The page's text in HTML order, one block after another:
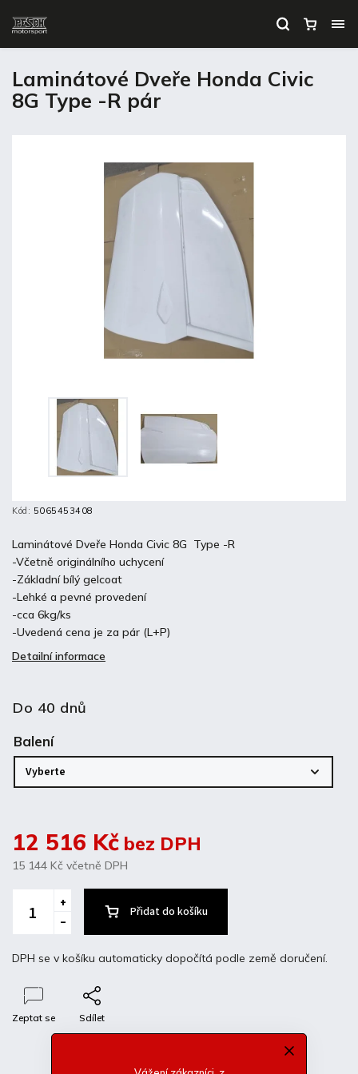
Laminátové Dveře Honda Civic
8G Type -R pár
Kód: 5065453408
Laminátové Dveře Honda Civic 8G Type -R
-Včetně originálního uchycení
-Základní bílý gelcoat
-Lehké a pevné provedení
-cca 6kg/ks
-Uvedená cena je za pár (L+P)
Detailní informace
Do 40 dnů
12 516 Kč bez DPH
15 144 Kč včetně DPH
Přidat do košíku
DPH se v košíku automaticky dopočítá podle země doručení.
Balení
Zeptat se Sdílet